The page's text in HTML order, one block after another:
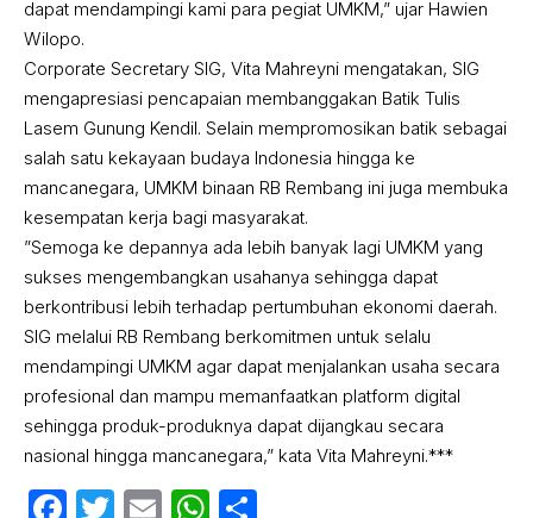
dapat mendampingi kami para pegiat UMKM,” ujar Hawien
Wilopo.
Corporate Secretary SIG, Vita Mahreyni mengatakan, SIG
mengapresiasi pencapaian membanggakan Batik Tulis
Lasem Gunung Kendil. Selain mempromosikan batik sebagai
salah satu kekayaan budaya Indonesia hingga ke
mancanegara, UMKM binaan RB Rembang ini juga membuka
kesempatan kerja bagi masyarakat.
”Semoga ke depannya ada lebih banyak lagi UMKM yang
sukses mengembangkan usahanya sehingga dapat
berkontribusi lebih terhadap pertumbuhan ekonomi daerah.
SIG melalui RB Rembang berkomitmen untuk selalu
mendampingi UMKM agar dapat menjalankan usaha secara
profesional dan mampu memanfaatkan platform digital
sehingga produk-produknya dapat dijangkau secara
nasional hingga mancanegara,” kata Vita Mahreyni.***
Facebook
Twitter
EmailWhatsApp